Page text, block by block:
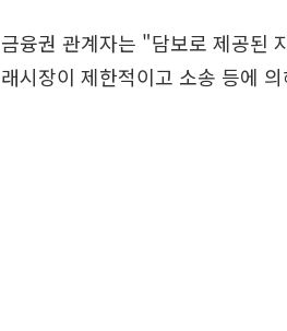
금융권 관계자는 "담보로 제공된
래시장이 제한적이고 소송 등에